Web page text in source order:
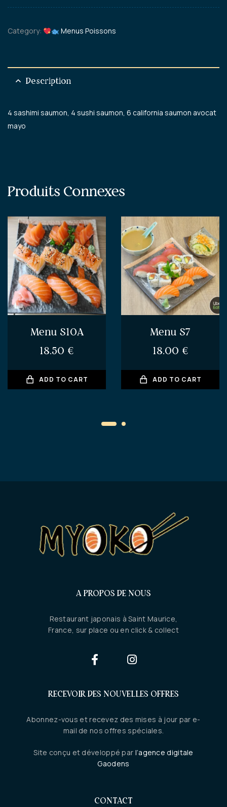
Category: Menus Poissons
Description
4 sashimi saumon, 4 sushi saumon, 6 california saumon avocat
mayo
Produits Connexes
Menu S10A
18.50 €
ADD TO CART
Menu S7
18.00 €
ADD TO CART
A PROPOS DE NOUS
Restaurant japonais à Saint Maurice,
France, sur place ou en click & collect
RECEVOIR DES NOUVELLES OFFRES
Abonnez-vous et recevez des mises à jour par e-
mail de nos offres spéciales.
Site conçu et développé par l’agence digitale
Gaodens
CONTACT